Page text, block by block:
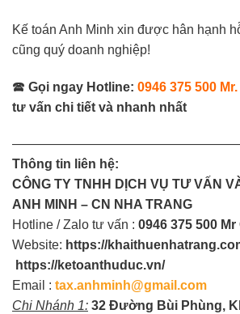
Kế toán Anh Minh xin được hân hạnh
cũng quý doanh nghiệp!
🕿 Gọi ngay Hotline: 0946 375 500
tư vấn chi tiết và nhanh nhất
Thông tin liên hệ:
CÔNG TY TNHH DỊCH VỤ TƯ VẤN
ANH MINH – CN NHA TRANG
Hotline / Zalo tư vấn : 0946 375 500 Mr
Website: https://
https://ketoanthuduc.vn/
Email : tax.anhminh@gmail.com
Chi Nhánh 1: 32 Đường Bùi Phùng,